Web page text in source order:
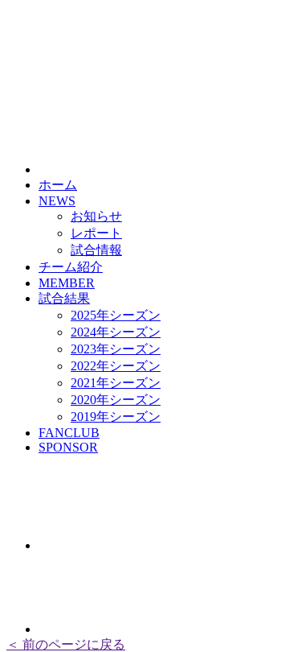
ホーム
NEWS
お知らせ
レポート
試合情報
チーム紹介
MEMBER
試合結果
2025年シーズン
2024年シーズン
2023年シーズン
2022年シーズン
2021年シーズン
2020年シーズン
2019年シーズン
FANCLUB
SPONSOR
＜ 前のページに戻る